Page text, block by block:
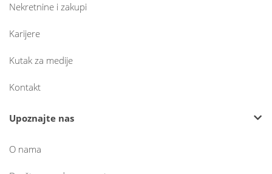
Nekretnine i zakupi
Karijere
Kutak za medije
Kontakt
Upoznajte nas
O nama